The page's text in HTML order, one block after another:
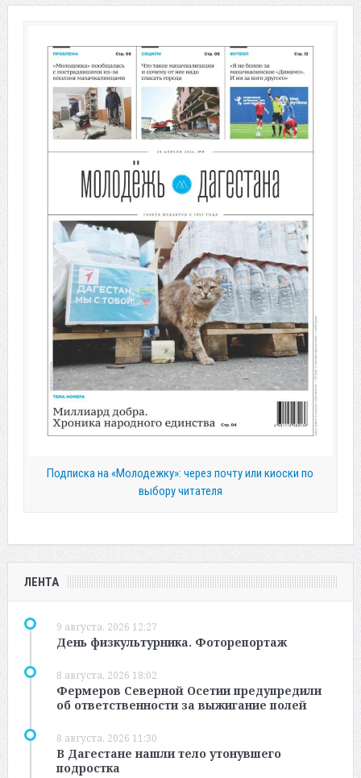
Подписка на «Молодежку»: через почту или киоски по
выбору читателя
ЛЕНТА
9 августа, 2026 12:27
День физкультурника. Фоторепортаж
8 августа, 2026 18:02
Фермеров Северной Осетии предупредили
об ответственности за выжигание полей
8 августа, 2026 11:30
В Дагестане нашли тело утонувшего
подростка